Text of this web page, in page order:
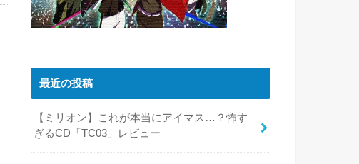
最近の投稿
【ミリオン】これが本当にアイマス…？怖す
ぎるCD「TC03」レビュー